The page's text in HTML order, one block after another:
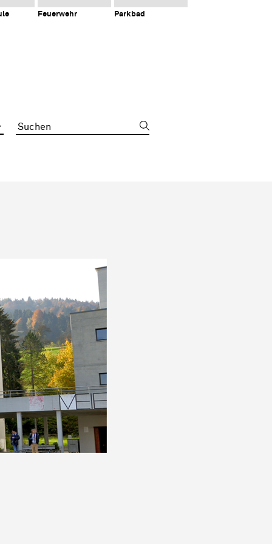
Feuerwehr Parkbad
Suchbegriff